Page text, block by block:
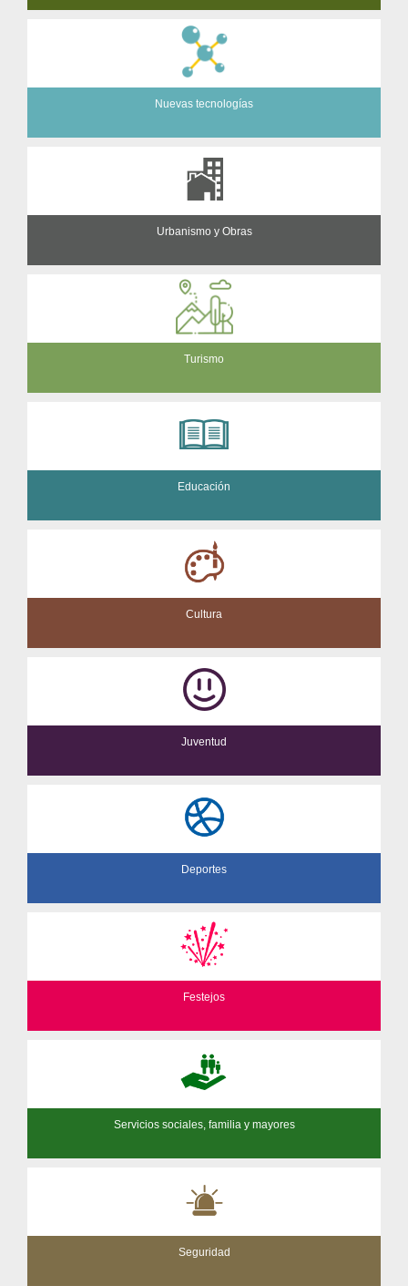
Nuevas tecnologías
Urbanismo y Obras
Turismo
Educación
Cultura
Juventud
Deportes
Festejos
Servicios sociales, familia y mayores
Seguridad